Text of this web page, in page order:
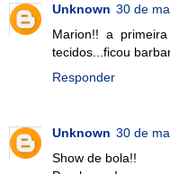
Unknown 30 de
Marion!! a
tecidos...ficou
Responder
Unknown 30 de
Show de bola!!